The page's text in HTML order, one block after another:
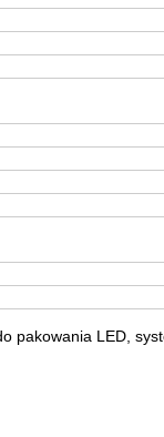
pakowania LED,